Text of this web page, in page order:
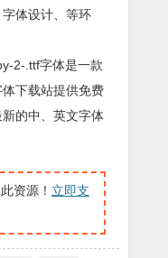
体设计、等环
2-.ttf字体是一款
下载站提供免费
的中、英文字体
资源！ 立即支